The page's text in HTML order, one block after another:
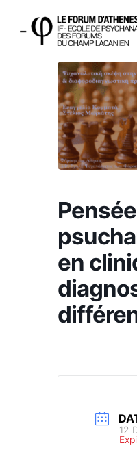
Pensée
en
12